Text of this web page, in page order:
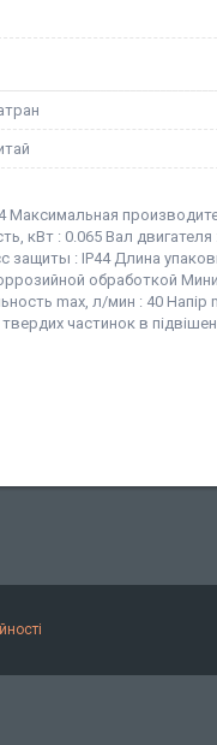
кВт : 0.065 Вал
: IP44 Длина
обработкой
max, л/мин : 40 Напір
частинок в